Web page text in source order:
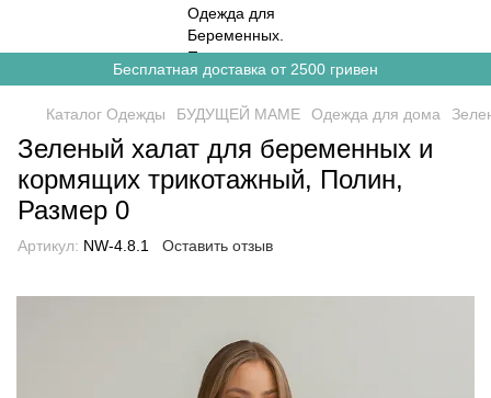
Бесплатная доставка от 2500 гривен
Каталог Одежды БУДУЩЕЙ МАМЕ Одежда для дома
Зеленый халат для беременных и
кормящих трикотажный, Полин,
Размер 0
Артикул: NW-4.8.1 Оставить отзыв